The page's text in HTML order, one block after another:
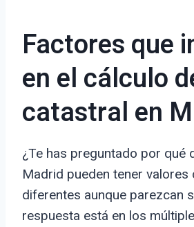
Factores que
en el cálculo
catastral en
¿Te has preguntado por qué
Madrid pueden tener valores
diferentes aunque parezcan
respuesta está en los